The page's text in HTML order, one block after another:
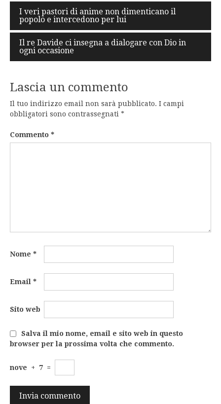
Navigazione
articoli
I veri pastori di anime non dimenticano il
popolo e intercedono per lui
Il re Davide ci insegna a dialogare con Dio in
ogni occasione
Lascia un commento
Il tuo indirizzo email non sarà pubblicato. I campi
obbligatori sono contrassegnati *
Commento *
Nome *
Email *
Sito web
Salva il mio nome, email e sito web in questo
browser per la prossima volta che commento.
nove + 7 =